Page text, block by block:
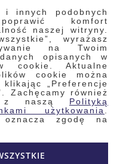
i innych podobnych
komfort
naszej witryny.
wyrażasz
na Twoim
opisanych w
cookie. Aktualne
cookie można
„Preferencje
Zachęcamy również
z naszą Polityką
użytkowania
zgodę na